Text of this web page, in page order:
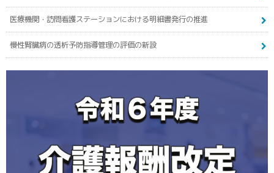
医療機関・訪問看護ステーションにおける明細書発行の推進
慢性腎臓病の透析予防指導管理の評価の新設